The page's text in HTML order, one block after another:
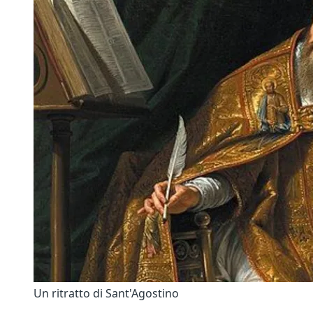
Un ritratto di Sant'Agostino